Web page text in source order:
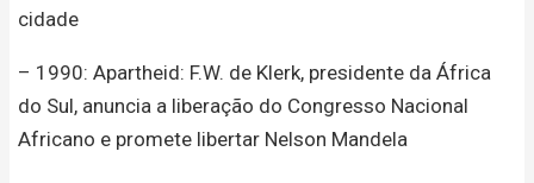
cidade
– 1990: Apartheid: F.W. de Klerk, presidente da África
do Sul, anuncia a liberação do Congresso Nacional
Africano e promete libertar Nelson Mandela